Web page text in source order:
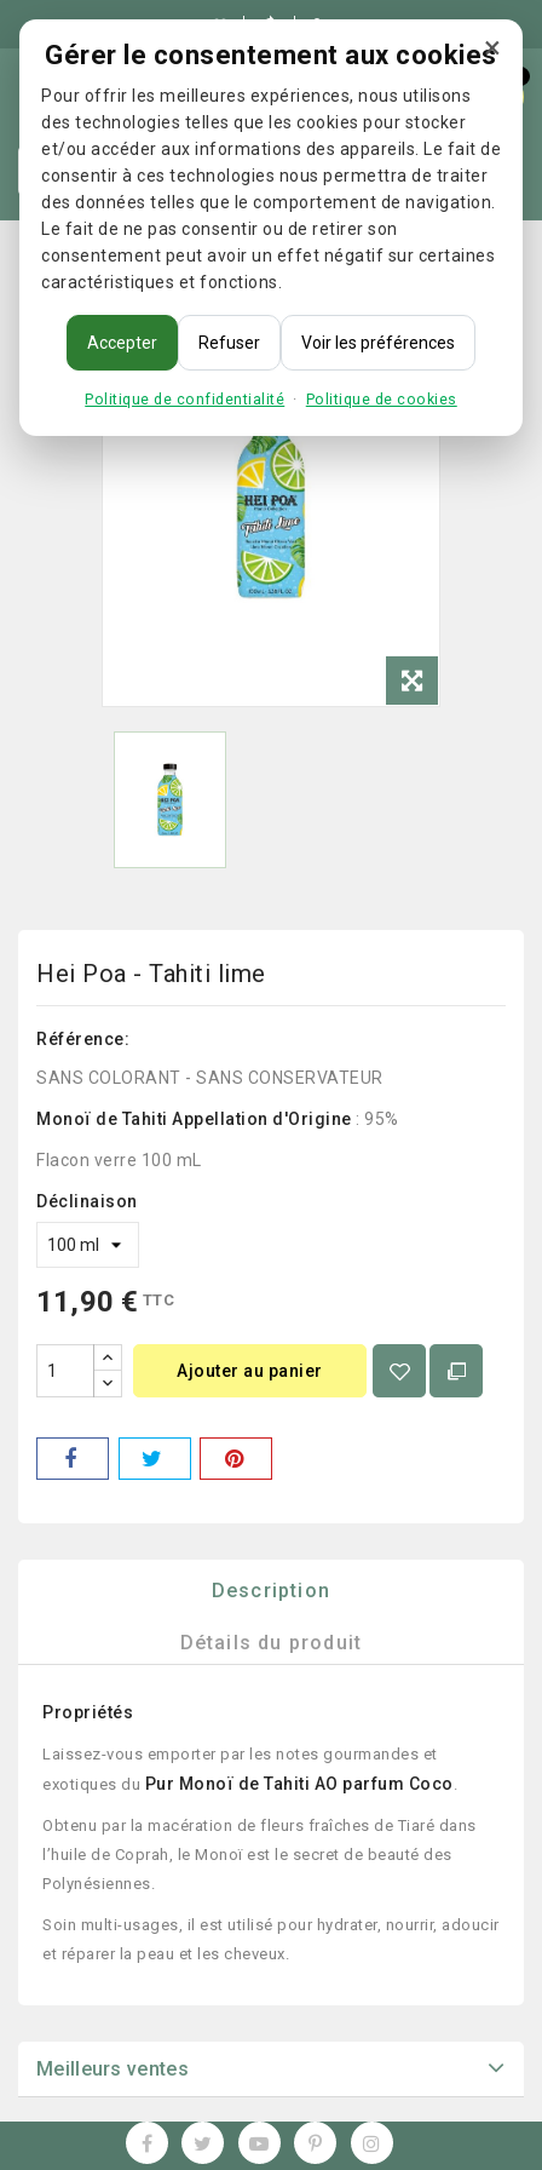
×
Gérer le consentement aux cookies
Pour offrir les meilleures expériences, nous utilisons
des technologies telles que les cookies pour stocker
et/ou accéder aux informations des appareils. Le fait de
consentir à ces technologies nous permettra de traiter
des données telles que le comportement de navigation.
Le fait de ne pas consentir ou de retirer son
consentement peut avoir un effet négatif sur certaines
caractéristiques et fonctions.
Accepter Refuser Voir les préférences
Politique de confidentialité · Politique de cookies

Accueil Hei Poa - Tahiti lime
Hei Poa - Tahiti lime
Référence:
SANS COLORANT - SANS CONSERVATEUR
Monoï de Tahiti Appellation d'Origine : 95%
Flacon verre 100 mL
Déclinaison
11,90 € TTC
Ajouter au panier
Description
Détails du produit
Propriétés
Laissez-vous emporter par les notes gourmandes et
exotiques du Pur Monoï de Tahiti AO parfum Coco .
Obtenu par la macération de fleurs fraîches de Tiaré dans
l’huile de Coprah, le Monoï est le secret de beauté des
Polynésiennes.
Soin multi-usages, il est utilisé pour hydrater, nourrir, adoucir
et réparer la peau et les cheveux.
Meilleurs ventes